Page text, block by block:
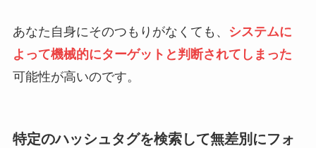
あなた自身にそのつもりがなくても、
システムに
よって機械的にターゲットと判断されてしまった
可能性が高いのです。
特定のハッシュタグを検索して無差別にフォ